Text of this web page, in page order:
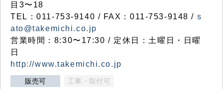
目3〜18
TEL：011-753-9140 / FAX：011-753-9148 / s
ato@takemichi.co.jp
営業時間：8:30〜17:30 / 定休日：土曜日・日曜
日
http://www.takemichi.co.jp
販売可 工事・取付可